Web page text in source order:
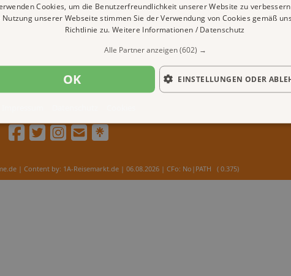
| Content by: 1A-Reisemarkt.de | 06.08.2026 | CFo: No|PATH ( 0.375)
Cookies, um die Benutzerfreundlichkeit unserer Website zu
unserer Webseite stimmen Sie der Verwendung von Cookies gemäß
Richtlinie zu. Weitere Informationen / Datenschutz
Alle Partner anzeigen(602) →
OK EINSTELLUNGEN ODER